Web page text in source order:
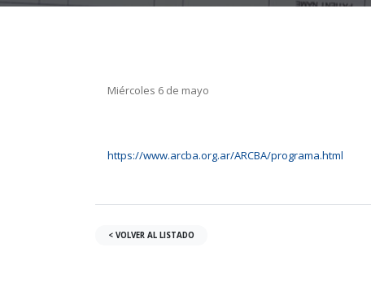
Miércoles 6 de mayo
https://www.arcba.org.ar/ARCBA/programa.html
< VOLVER AL LISTADO